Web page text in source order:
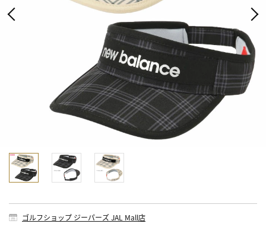
ゴルフショップ ジーパーズ JAL Mall店